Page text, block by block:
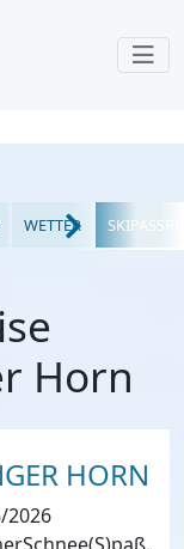
WETTER
Horn
HORN
2026